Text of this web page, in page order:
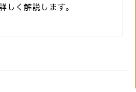
しく解説します。